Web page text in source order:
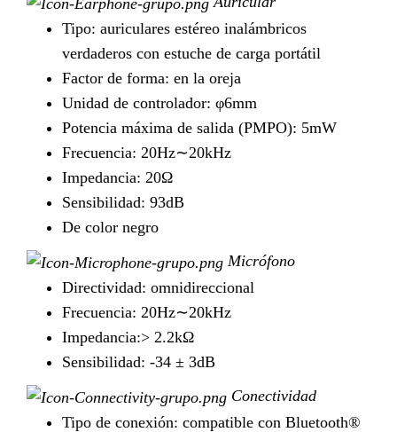
Tipo: auriculares estéreo inalámbricos
verdaderos con estuche de carga portátil
Factor de forma: en la oreja
Unidad de controlador: φ6mm
Potencia máxima de salida (PMPO): 5mW
Frecuencia: 20Hz∼20kHz
Impedancia: 20Ω
Sensibilidad: 93dB
De color negro
Micrófono
Directividad: omnidireccional
Frecuencia: 20Hz∼20kHz
Impedancia:> 2.2kΩ
Sensibilidad: -34 ± 3dB
Conectividad
Tipo de conexión: compatible con Bluetooth®